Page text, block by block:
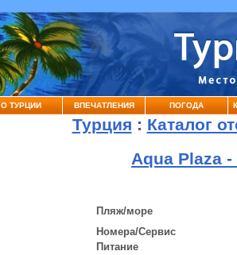
О ТУРЦИИ ВПЕЧАТЛЕНИЯ ПОГОДА
Турция : Каталог
Aqua Plaza
Пляж/море
Номера/Сервис
Питание